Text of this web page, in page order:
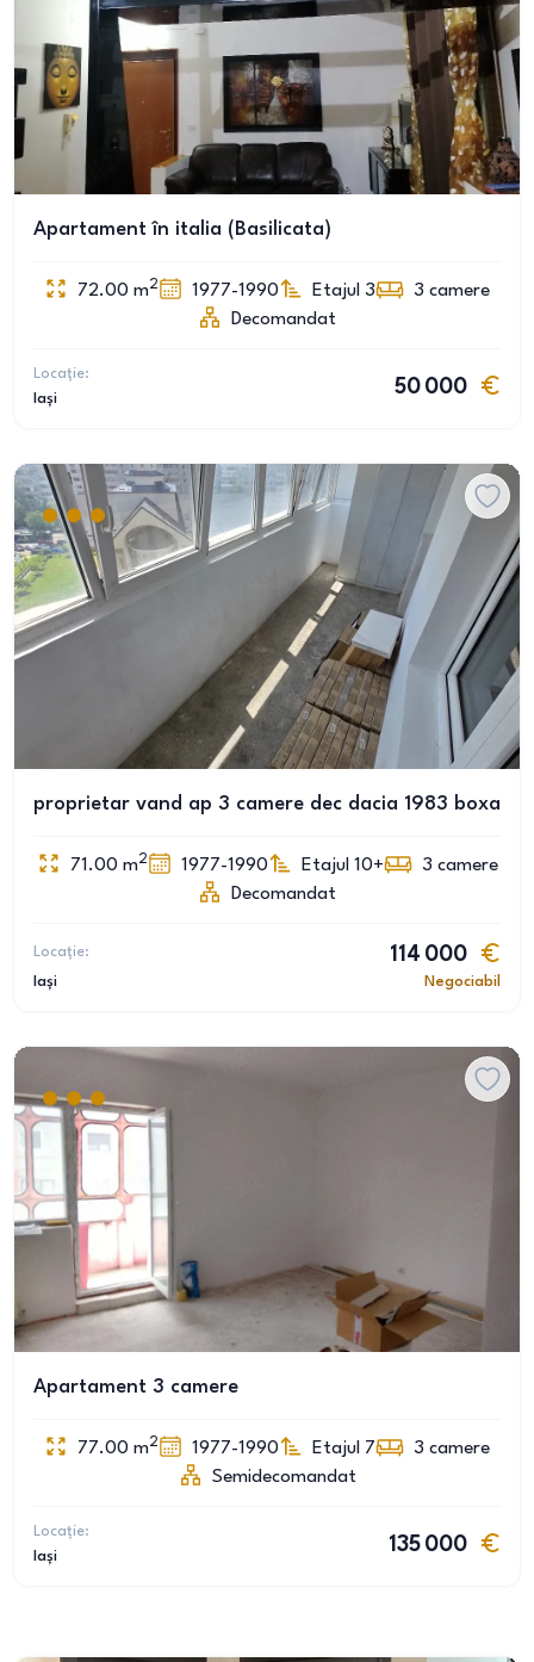
Apartament în italia (Basilicata)
72.00 m2 1977-1990 Etajul 3 3 camere
Decomandat
Locație:
Iași
50 000
proprietar vand ap 3 camere dec dacia 1983 boxa
71.00 m2 1977-1990 Etajul 10+ 3 camere
Decomandat
Locație:
Iași
114 000
Negociabil
Apartament 3 camere
77.00 m2 1977-1990 Etajul 7 3 camere
Semidecomandat
Locație:
Iași
135 000